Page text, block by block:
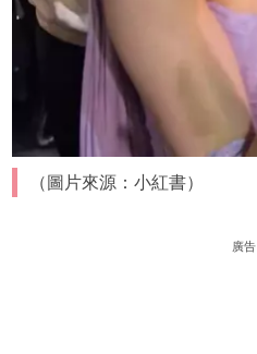
（圖片來源：小紅書）
廣告